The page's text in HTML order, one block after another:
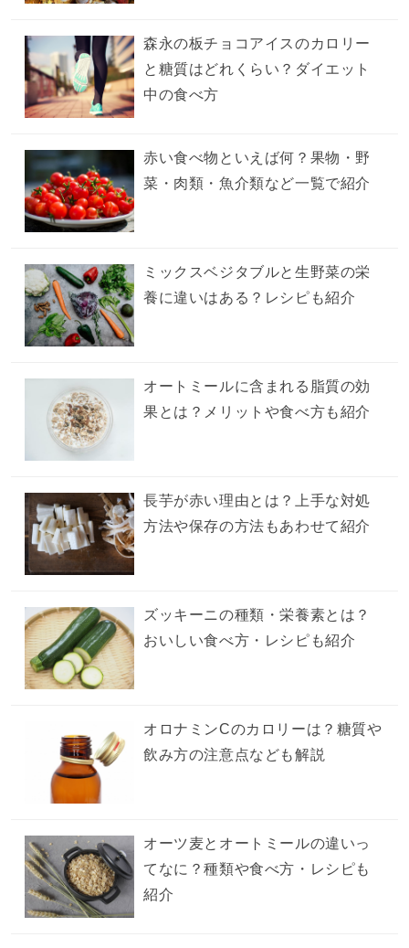
森永の板チョコアイスのカロリー
と糖質はどれくらい？ダイエット
中の食べ方
赤い食べ物といえば何？果物・野
菜・肉類・魚介類など一覧で紹介
ミックスベジタブルと生野菜の栄
養に違いはある？レシピも紹介
オートミールに含まれる脂質の効
果とは？メリットや食べ方も紹介
長芋が赤い理由とは？上手な対処
方法や保存の方法もあわせて紹介
ズッキーニの種類・栄養素とは？
おいしい食べ方・レシピも紹介
オロナミンCのカロリーは？糖質や
飲み方の注意点なども解説
オーツ麦とオートミールの違いっ
てなに？種類や食べ方・レシピも
紹介